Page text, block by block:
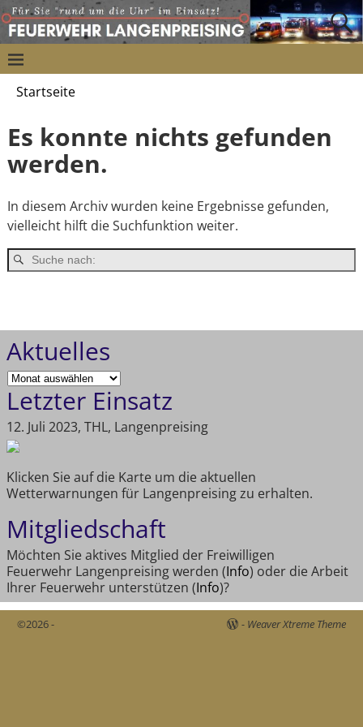
Startseite
Es konnte nichts gefunden
werden.
In diesem Archiv wurden keine Ergebnisse gefunden,
vielleicht hilft die Suchfunktion weiter.
Aktuelles
Letzter Einsatz
12. Juli 2023, THL, Langenpreising
Klicken Sie auf die Karte um die aktuellen
Wetterwarnungen für Langenpreising zu erhalten.
Mitgliedschaft
Möchten Sie aktives Mitglied der Freiwilligen
Feuerwehr Langenpreising werden (Info) oder die Arbeit
Ihrer Feuerwehr unterstützen (Info)?
©2026 - - Weaver Xtreme Theme